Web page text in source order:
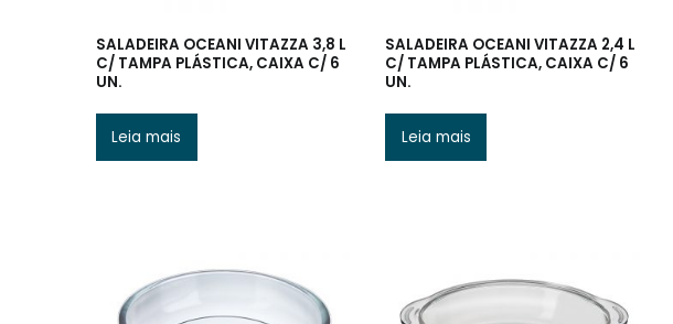
SALADEIRA OCEANI VITAZZA 3,8 L
C/ TAMPA PLÁSTICA, CAIXA C/ 6
UN.
Leia mais
SALADEIRA OCEANI VITAZZA 2,4 L
C/ TAMPA PLÁSTICA, CAIXA C/ 6
UN.
Leia mais